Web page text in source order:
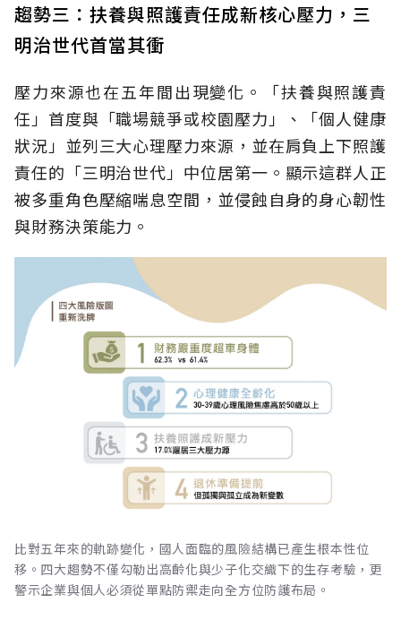
趨勢三：扶養與照護責任成新核心壓力，三
明治世代首當其衝
壓力來源也在五年間出現變化。「扶養與照護責
任」首度與「職場競爭或校園壓力」、「個人健康
狀況」並列三大心理壓力來源，並在肩負上下照護
責任的「三明治世代」中位居第一。顯示這群人正
被多重角色壓縮喘息空間，並侵蝕自身的身心韌性
與財務決策能力。
比對五年來的軌跡變化，國人面臨的風險結構已產生根本性位
移。四大趨勢不僅勾勒出高齡化與少子化交織下的生存考驗，更
警示企業與個人必須從單點防禦走向全方位防護布局。